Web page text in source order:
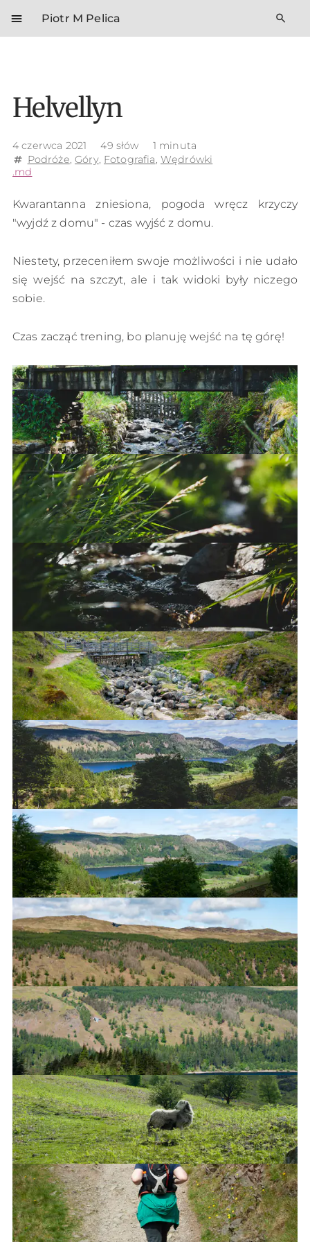
menu Piotr M Pelica search
Helvellyn
4 czerwca 2021 49 słów 1 minuta
tag Podróże,Góry, Fotografia, Wędrówki
.md
Kwarantanna zniesiona, pogoda wręcz krzyczy
"wyjdź z domu" - czas wyjść z domu.
Niestety, przeceniłem swoje możliwości i nie udało
się wejść na szczyt, ale i tak widoki były niczego
sobie.
Czas zacząć trening, bo planuję wejść na tę górę!
And so it begins
Wet!
Thirlmere lake
Highway to the Danger Zone